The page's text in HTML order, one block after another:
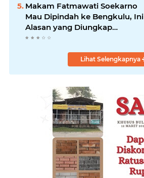
Makam Fatmawati Soekarno
Mau Dipindah ke Bengkulu, Ini
Alasan yang Diungkap
Gubernur
Lihat Selengkapnya